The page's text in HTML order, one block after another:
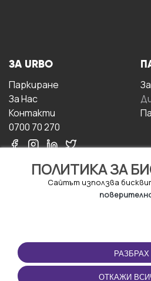
ПОЛИТИКА ЗА
Сайтът използва
РАЗБРАХ
ОТКАЖИ
ЗА URBO
Паркиране
За Hас
Контакти
0700 70 270
ПОЛЗВАНЕ
Правила и условия за
ползване